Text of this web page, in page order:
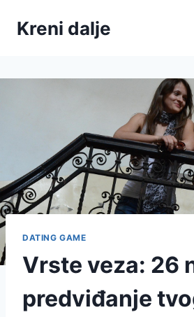
Kreni dalje
DATING GAME
Vrste veza: 26
predviđanje